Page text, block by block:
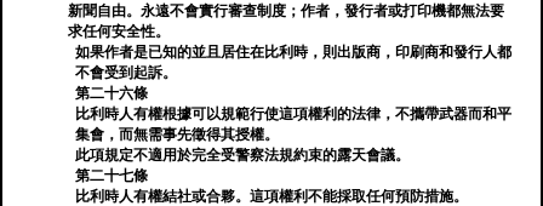
新聞自由。永遠不會實行審查制度；作者，發行者或打印機都無法要
求任何安全性。
如果作者是已知的並且居住在比利時，則出版商，印刷商和發行人都
不會受到起訴。
第二十六條
比利時人有權根據可以規範行使這項權利的法律，不攜帶武器而和平
集會，而無需事先徵得其授權。
此項規定不適用於完全受警察法規約束的露天會議。
第二十七條
比利時人有權結社或合夥。這項權利不能採取任何預防措施。